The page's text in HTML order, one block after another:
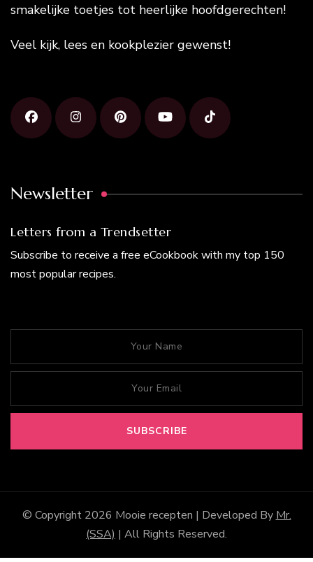
smakelijke toetjes tot heerlijke hoofdgerechten!
Veel kijk, lees en kookplezier gewenst!
Newsletter
Letters from a Trendsetter
Subscribe to receive a free eCookbook with my top 150
most popular recipes.
© Copyright 2026 Mooie recepten | Developed By Mr.
(SSA) | All Rights Reserved.